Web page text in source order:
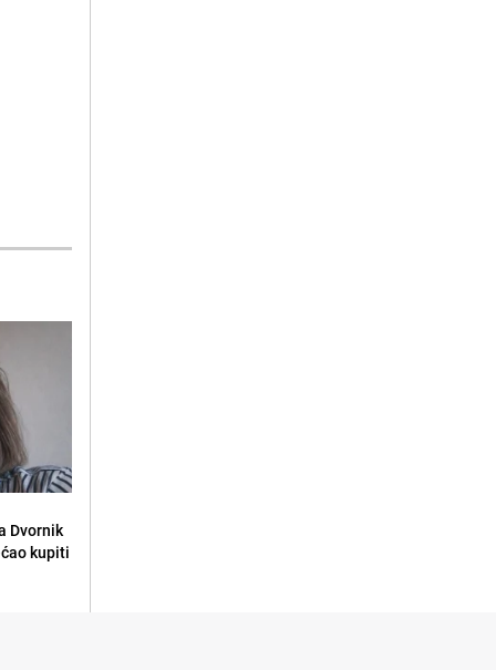
Dvornik
kupiti